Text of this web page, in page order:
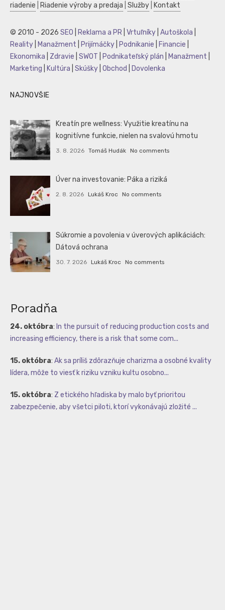
riadenie
Riadenie výroby a predaja Služby Kontakt
© 2010 - 2026 SEO Reklama a PR Vrtuľníky Autoškola
Reality
Manažment Prijímáčky Podnikanie Financie
Ekonomika
Zdravie SWOT Podnikateľský plán Manažment
Marketing
Kultúra Skúšky Obchod Dovolenka
NAJNOVŠIE
Kreatín pre wellness: Využitie kreatínu na
kognitívne funkcie, nielen na svalovú hmotu
3. 8. 2026 Tomáš Hudák No comments
Úver na investovanie: Páka a riziká
2. 8. 2026 Lukáš Kroc No comments
Súkromie a povolenia v úverových aplikáciách:
Dátová ochrana
30. 7. 2026 Lukáš Kroc No comments
Poradňa
24. októbra: In the pursuit of reducing production costs and
increasing efficiency, there is a risk that some com...
15. októbra: Ak sa príliš zdôrazňuje charizma a osobné kvality
lídera, môže to viesť k riziku vzniku kultu osobno...
15. októbra: Z etického hľadiska by malo byť prioritou
zabezpečenie, aby všetci piloti, ktorí vykonávajú zložité ...